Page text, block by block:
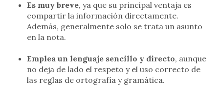
Es muy breve, ya que su principal ventaja es
compartir la información directamente.
Además, generalmente solo se trata un asunto
en la nota.
Emplea un lenguaje sencillo y directo, aunque
no deja de lado el respeto y el uso correcto de
las reglas de ortografía y gramática.